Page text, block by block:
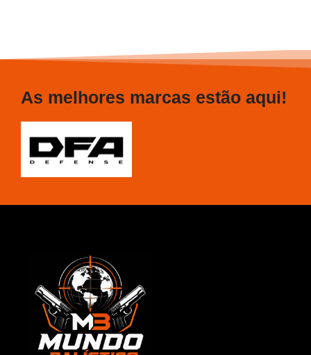
As melhores marcas estão aqui!